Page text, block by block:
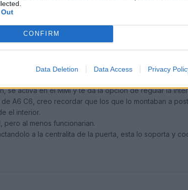
CONFIRM
Data Deletion Data Access Privacy
de luz ambiente (un extra).
se activa en el MMI y te da la opcion de regular la
A6 C6, creo recordar que los que lo montaban a
el interior.
pero al menos funcionarian.
a la centralita de la puerta, esta lo soporta y